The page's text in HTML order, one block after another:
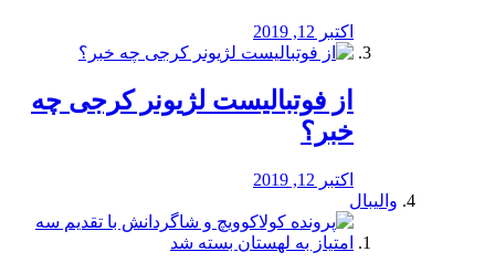
اکتبر 12, 2019
از فوتبالیست لژیونر کرجی چه
خبر؟
اکتبر 12, 2019
والیبال